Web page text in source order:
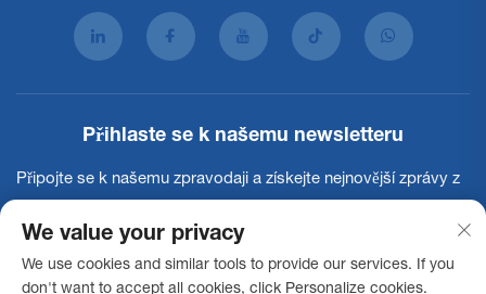
Přihlaste se k našemu newsletteru
Připojte se k našemu zpravodaji a získejte nejnovější zprávy z
Přihlásit se k odběru
We value your privacy
We use cookies and similar tools to provide our services. If you
don't want to accept all cookies, click Personalize cookies.